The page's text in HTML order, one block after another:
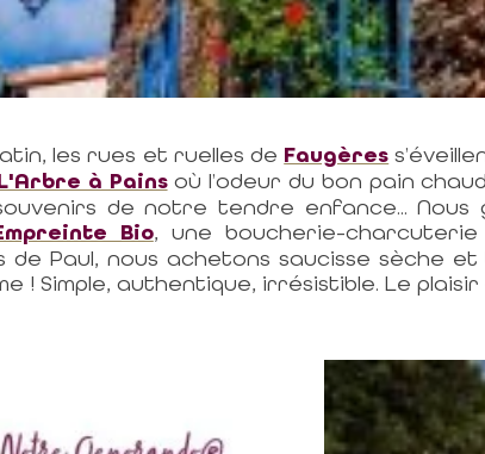
les rues et ruelles de Faugères
à Painsoù l’odeur du bon pain
de notre tendre enfance...
Bio, une boucherie-
de Paul, nous achetons saucisse sèche
! Simple, authentique, irrésistible. Le